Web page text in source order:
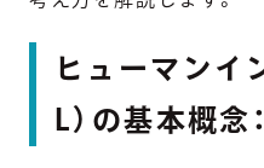
ヒューマンイ
L）の基本概